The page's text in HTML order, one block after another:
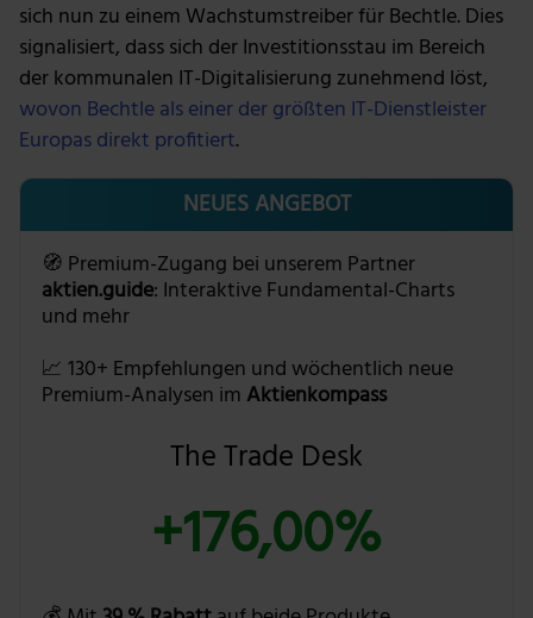
sich nun zu einem Wachstumstreiber für Bechtle. Dies
signalisiert, dass sich der Investitionsstau im Bereich
der kommunalen IT-Digitalisierung zunehmend löst,
wovon Bechtle als einer der größten IT-Dienstleister
Europas direkt profitiert.
NEUES ANGEBOT
🧭 Premium-Zugang bei unserem Partner
aktien.guide: Interaktive Fundamental-Charts
und mehr
📈 130+ Empfehlungen und wöchentlich neue
Premium-Analysen im Aktienkompass
The Trade Desk
+176,00%